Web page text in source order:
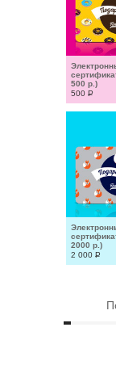
500 р.)
500 Р
2000 р.)
2 000 Р